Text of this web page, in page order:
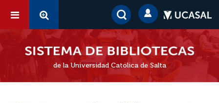
de la Universidad Católica de Salta